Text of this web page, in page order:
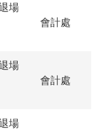
場
會計處
場
會計處
場